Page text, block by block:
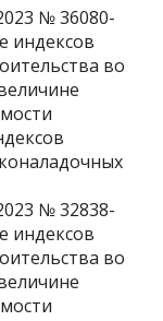
№ 36080-
индексов
во
№ 32838-
индексов
во